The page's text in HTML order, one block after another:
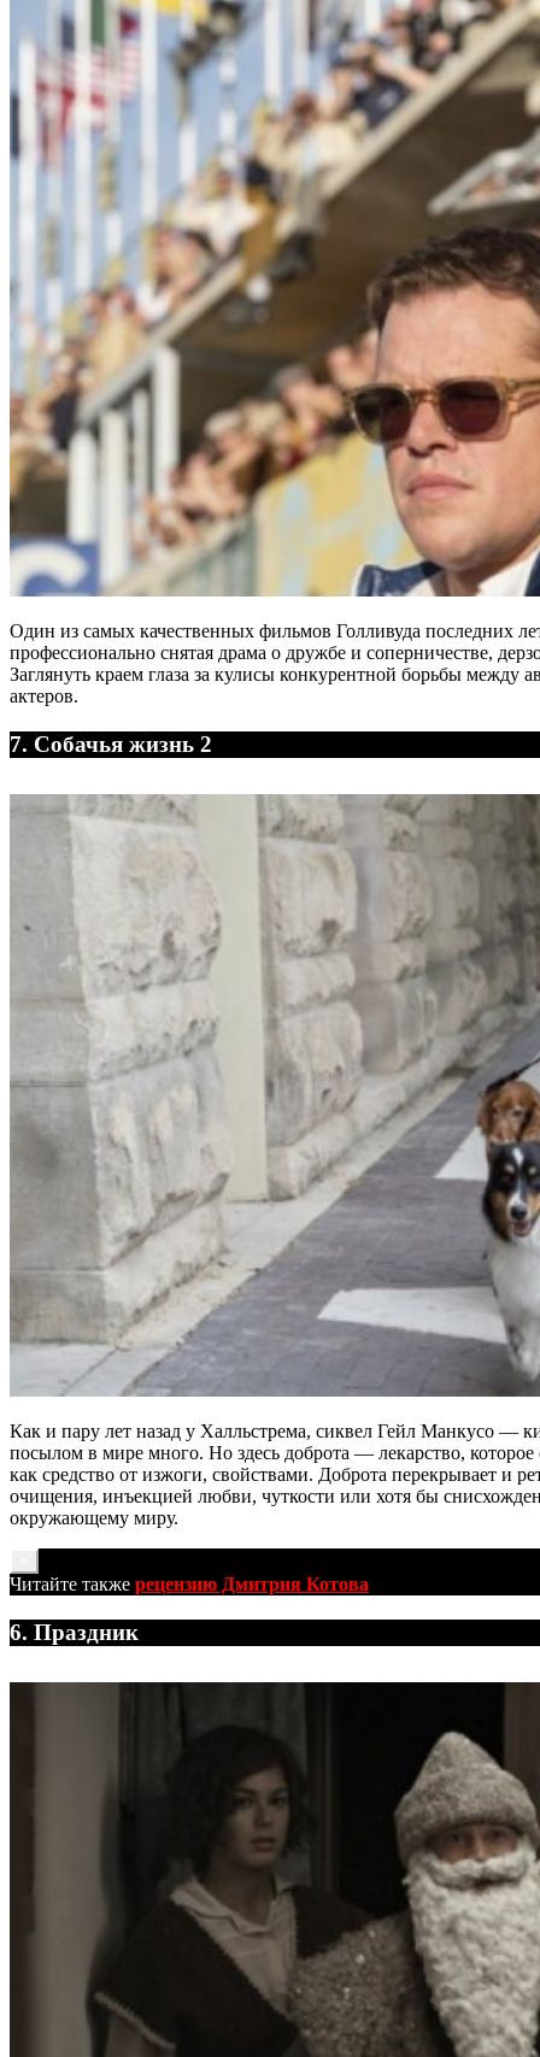
Один из самых качественных фильмов Голливуда последних
профессионально снятая драма о дружбе и соперничестве,
Заглянуть краем глаза за кулисы конкурентной борьбы
актеров.
7. Собачья жизнь 2
Как и пару лет назад у Халльстрема, сиквел Гейл Манкусо —
посылом в мире много. Но здесь доброта — лекарство,
как средство от изжоги, свойствами. Доброта перекрывает и
очищения, инъекцией любви, чуткости или хотя бы
окружающему миру.
Читайте также рецензию Дмитрия Котова
6. Праздник